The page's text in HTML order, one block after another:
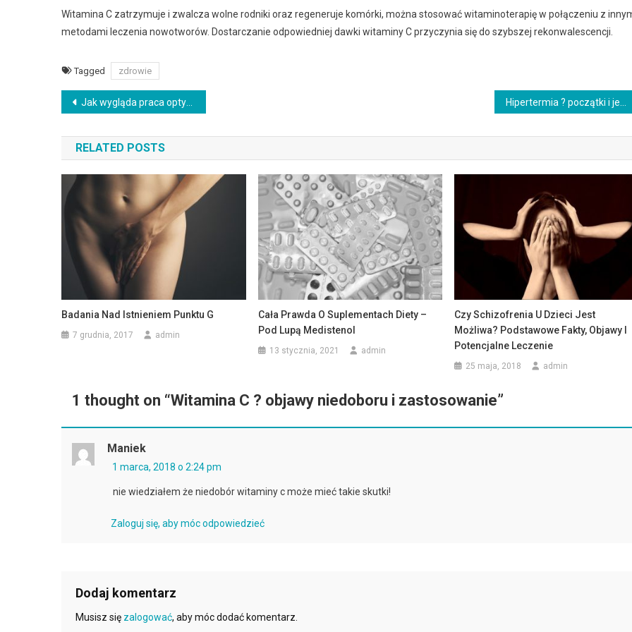
Witamina C zatrzymuje i zwalcza wolne rodniki oraz regeneruje komórki, można stosować witaminoterapię w połączeniu z
metodami leczenia nowotworów. Dostarczanie odpowiedniej dawki witaminy C przyczynia się do szybszej rekonwalescencji.
Tagged zdrowie
Zobacz wpisy
Jak wygląda praca optyka?
RELATED POSTS
Badania Nad Istnieniem Punktu G
7 grudnia, 2017 admin
Cała Prawda O Suplementach Diety –
Pod Lupą Medistenol
13 stycznia, 2021 admin
Czy Schizofrenia U Dzieci Jest
Możliwa? Podstawowe Fakty, Objawy I
Potencjalne Leczenie
25 maja, 2018 admin
1 thought on “Witamina C ? objawy niedoboru i zastosowanie”
Maniek
1 marca, 2018 o 2:24 pm
nie wiedziałem że niedobór witaminy c może mieć takie skutki!
Zaloguj się, aby móc odpowiedzieć
Dodaj komentarz
Musisz się zalogować, aby móc dodać komentarz.